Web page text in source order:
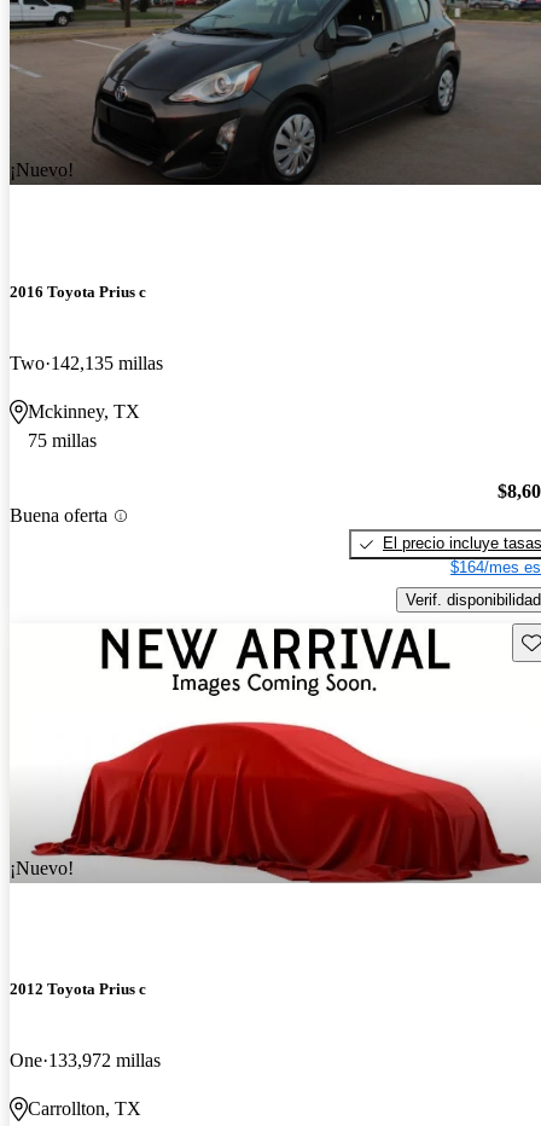
¡Nuevo!
2016 Toyota Prius c
Two 142,135 millas
Mckinney, TX
75 millas
Buena oferta
El precio incluye tasas
$164/mes
Verif. disponibilidad
¡Nuevo!
2012 Toyota Prius c
One 133,972 millas
Carrollton, TX